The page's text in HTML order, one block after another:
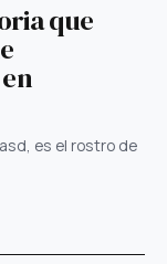
que
es el rostro de